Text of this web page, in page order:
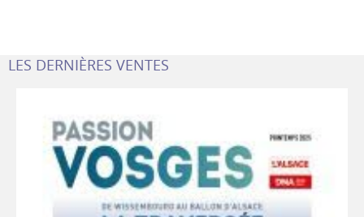
LES DERNIÈRES VENTES